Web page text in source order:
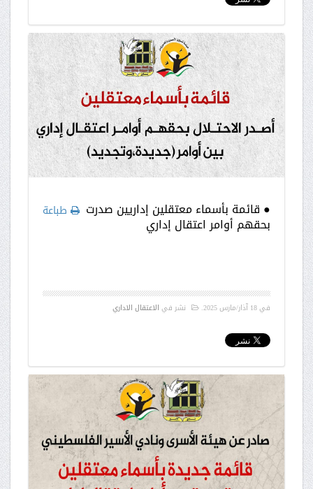
طباعة ● قائمة بأسماء معتقلين إداريين صدرت
بحقهم أوامر اعتقال إداري
في18 آذار/مارس 2025 . نشر في الاعتقال الاداري